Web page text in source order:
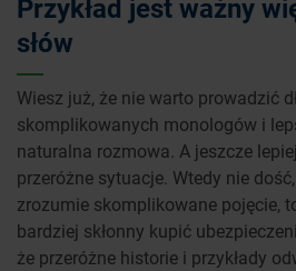
Przykład jest ważny
słów
Wiesz już, że nie warto prowadzić
skomplikowanych monologów i
naturalna rozmowa. A jeszcze
przeróżne sytuacje. Wtedy nie
zrozumie skomplikowane pojęcie,
bardziej skłonny kupić
że przeróżne historie i przykłady